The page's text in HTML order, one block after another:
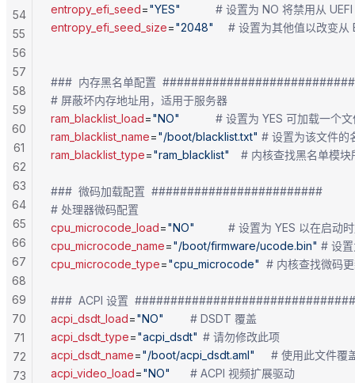
entropy_efi_seed="YES"
# 设置为 NO 将禁用从
entropy_efi_seed_size="2048"
# 设置为其他值以改变从
###  内存黑名单配置
# 屏蔽坏内存地址用，适用于服务器
ram_blacklist_load="NO"
# 设置为 YES 可加载一
ram_blacklist_name="/boot/blacklist.txt" # 设置为该文件的
ram_blacklist_type="ram_blacklist"
# 内核查找黑名单模
###  微码加载配置  ########################
# 处理器微码配置
cpu_microcode_load="NO"
# 设置为 YES 以在启
cpu_microcode_name="/boot/firmware/ucode.bin" # 设
cpu_microcode_type="cpu_microcode"
# 内核查找微码
###  ACPI 设置
acpi_dsdt_load="NO"
		# DSDT 覆盖
acpi_dsdt_type="acpi_dsdt"
	# 请勿修改此项
acpi_dsdt_name="/boot/acpi_dsdt.aml"
# 使用此文件
acpi_video_load="NO"
		# ACPI 视频扩展驱动
54
55
56
57
58
59
60
61
62
63
64
65
66
67
68
69
70
71
72
73